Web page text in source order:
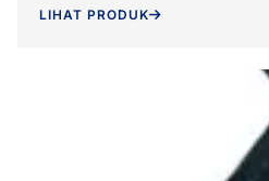
LIHAT PRODUK